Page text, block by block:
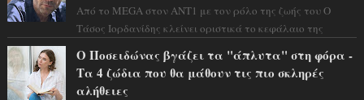
Από το MEGA στον ΑΝΤ1 με τον ρόλο της ζωής του Ο
Τάσος Ιορδανίδης κλείνει οριστικά το κεφάλαιο της
Ο Ποσειδώνας βγάζει τα "άπλυτα" στη φόρα -
Τα 4 ζώδια που θα μάθουν τις πιο σκληρές
αλήθειες